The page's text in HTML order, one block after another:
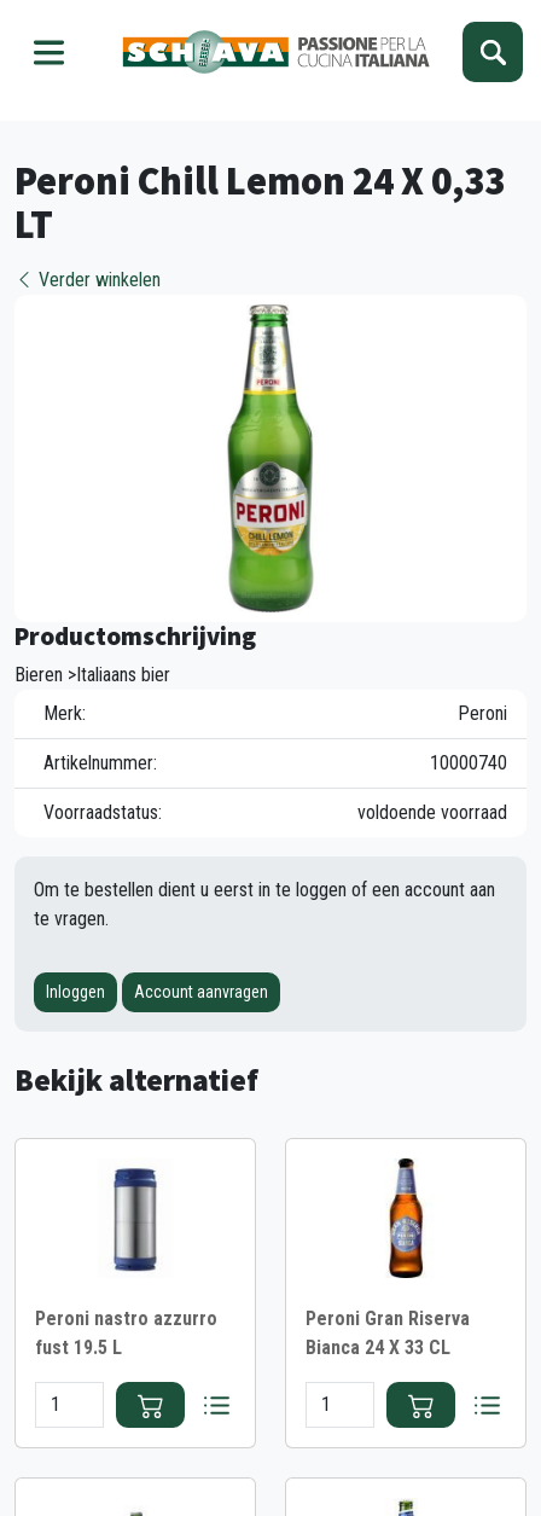
Peroni Chill Lemon 24 X 0,33
LT
Verder winkelen
Productomschrijving
Bieren >Italiaans bier
Merk:
Peroni
Artikelnummer: 10000740
Voorraadstatus: voldoende voorraad
Om te bestellen dient u eerst in te loggen of een account aan
te vragen.
Inloggen Account aanvragen
Bekijk alternatief
Peroni nastro azzurro
fust 19.5 L
Peroni Gran Riserva
Bianca 24 X 33 CL